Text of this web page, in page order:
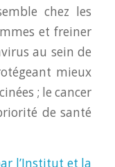
chez les
et freiner
au sein de
mieux
; le cancer
de santé
l’Institut et la